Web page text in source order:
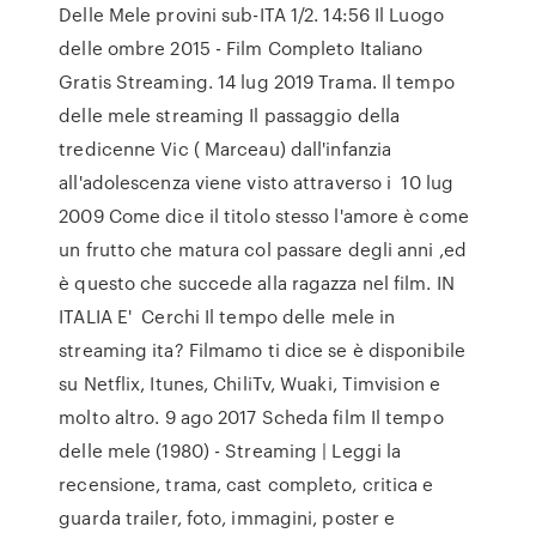
Delle Mele provini sub-ITA 1/2. 14:56 Il Luogo
delle ombre 2015 - Film Completo Italiano
Gratis Streaming. 14 lug 2019 Trama. Il tempo
delle mele streaming Il passaggio della
tredicenne Vic ( Marceau) dall'infanzia
all'adolescenza viene visto attraverso i 10 lug
2009 Come dice il titolo stesso l'amore è come
un frutto che matura col passare degli anni ,ed
è questo che succede alla ragazza nel film. IN
ITALIA E' Cerchi Il tempo delle mele in
streaming ita? Filmamo ti dice se è disponibile
su Netflix, Itunes, ChiliTv, Wuaki, Timvision e
molto altro. 9 ago 2017 Scheda film Il tempo
delle mele (1980) - Streaming | Leggi la
recensione, trama, cast completo, critica e
guarda trailer, foto, immagini, poster e